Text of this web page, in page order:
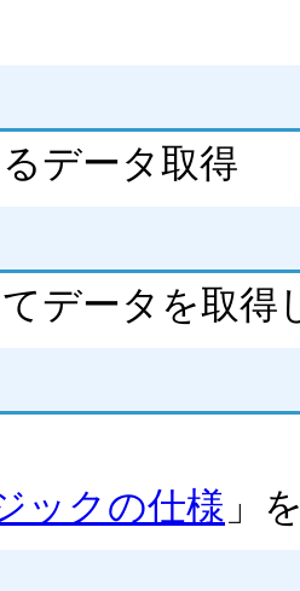
データ取得
データを取得
ックの仕様 」